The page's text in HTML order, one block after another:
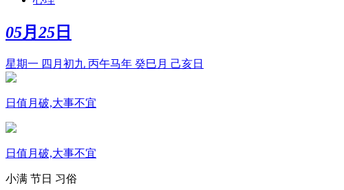
05月 25 日
星期一 四月初九 丙午马年 癸巳月 己亥日
日值月破,大事不宜
日值月破,大事不宜
小满 节日 习俗